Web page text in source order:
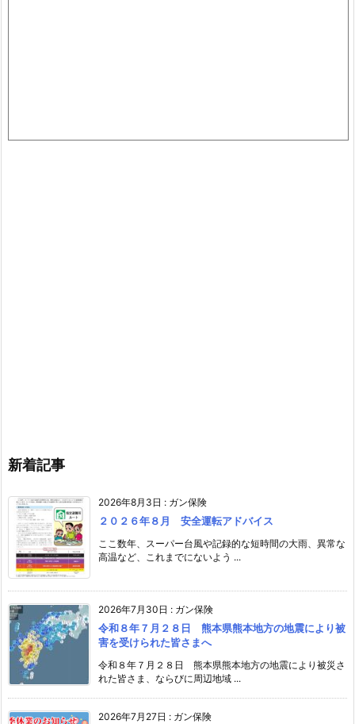
新着記事
2026年8月3日 : ガン保険
２０２６年８月 安全運転アドバイス
ここ数年、スーパー台風や記録的な短時間の大雨、異常な
高温など、これまでにないよう ...
2026年7月30日 : ガン保険
令和８年７月２８日 熊本県熊本地方の地震により被
害を受けられた皆さまへ
令和８年７月２８日 熊本県熊本地方の地震により被災さ
れた皆さま、ならびに周辺地域 ...
2026年7月27日 : ガン保険